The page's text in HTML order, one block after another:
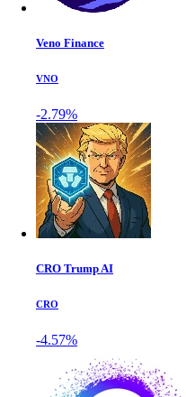
Veno Finance
VNO
-2.79%
CRO Trump AI
CRO
-4.57%